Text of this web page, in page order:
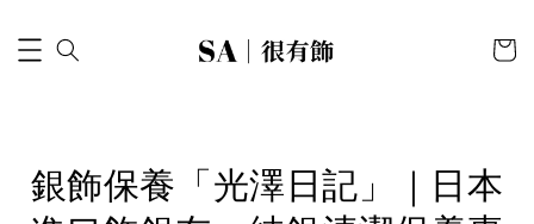
銀飾保養「光澤日記」｜日本